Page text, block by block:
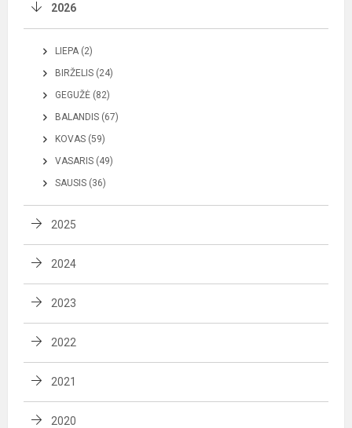
2026
LIEPA (2)
BIRŽELIS (24)
GEGUŽĖ (82)
BALANDIS (67)
KOVAS (59)
VASARIS (49)
SAUSIS (36)
2025
2024
2023
2022
2021
2020